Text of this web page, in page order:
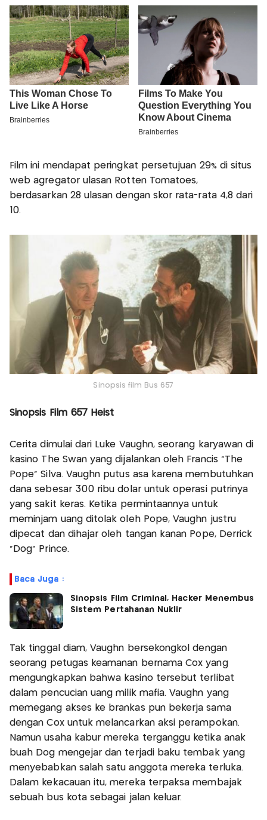
Film ini mendapat peringkat persetujuan 29% di situs
web agregator ulasan Rotten Tomatoes,
berdasarkan 28 ulasan dengan skor rata-rata 4,8 dari
10.
Sinopsis film Bus 657
Sinopsis Film 657 Heist
Cerita dimulai dari Luke Vaughn, seorang karyawan di
kasino The Swan yang dijalankan oleh Francis "The
Pope" Silva. Vaughn putus asa karena membutuhkan
dana sebesar 300 ribu dolar untuk operasi putrinya
yang sakit keras. Ketika permintaannya untuk
meminjam uang ditolak oleh Pope, Vaughn justru
dipecat dan dihajar oleh tangan kanan Pope, Derrick
"Dog" Prince.
Baca Juga :
Sinopsis Film Criminal, Hacker Menembus
Sistem Pertahanan Nuklir
Tak tinggal diam, Vaughn bersekongkol dengan
seorang petugas keamanan bernama Cox yang
mengungkapkan bahwa kasino tersebut terlibat
dalam pencucian uang milik mafia. Vaughn yang
memegang akses ke brankas pun bekerja sama
dengan Cox untuk melancarkan aksi perampokan.
Namun usaha kabur mereka terganggu ketika anak
buah Dog mengejar dan terjadi baku tembak yang
menyebabkan salah satu anggota mereka terluka.
Dalam kekacauan itu, mereka terpaksa membajak
sebuah bus kota sebagai jalan keluar.